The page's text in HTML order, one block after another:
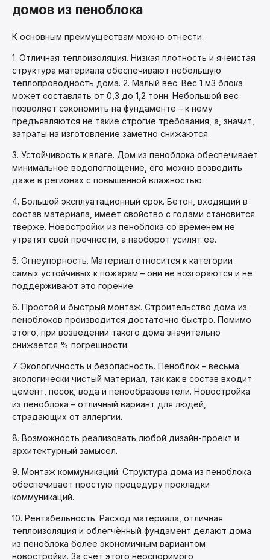
домов из пеноблока
К основным преимуществам можно отнести:
1. Отличная теплоизоляция. Низкая плотность и ячеистая
структура материала обеспечивают небольшую
теплопроводность дома. 2. Малый вес. Вес 1 м3 блока
может составлять от 0,3 до 1,2 тонн. Небольшой вес
позволяет сэкономить на фундаменте – к нему
предъявляются не такие строгие требования, а, значит,
затраты на изготовление заметно снижаются.
3. Устойчивость к влаге. Дом из пеноблока обеспечивает
минимальное водопоглощение, его можно возводить
даже в регионах с повышенной влажностью.
4. Большой эксплуатационный срок. Бетон, входящий в
состав материала, имеет свойство с годами становится
тверже. Новостройки из пеноблока со временем не
утратят свой прочности, а наоборот усилят ее.
5. Огнеупорность. Материал относится к категории
самых устойчивых к пожарам – они не возгораются и не
поддерживают это горение.
6. Простой и быстрый монтаж. Строительство дома из
пеноблоков производится достаточно быстро. Помимо
этого, при возведении такого дома значительно
снижается % погрешности.
7. Экологичность и безопасность. Пеноблок – весьма
экологически чистый материал, так как в состав входит
цемент, песок, вода и пенообразователи. Новостройка
из пеноблока – отличный вариант для людей,
страдающих от аллергии.
8. Возможность реализовать любой дизайн-проект и
архитектурный замысел.
9. Монтаж коммуникаций. Структура дома из пеноблока
обеспечивает простую процедуру прокладки
коммуникаций.
10. Рентабельность. Расход материала, отличная
теплоизоляция и облегчённый фундамент делают дома
из пеноблока более экономичным вариантом
новостройки. За счет этого неоспоримого